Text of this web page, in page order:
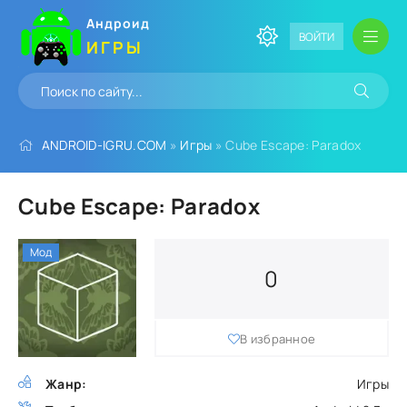
Андроид
ИГРЫ ВОЙТИ
ANDROID-IGRU.COM » Игры » Cube Escape: Paradox
Cube Escape: Paradox
Жанр:
Игры
0
В избранное
Мод